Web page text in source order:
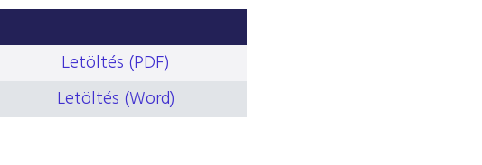
Letöltés (PDF)
Letöltés (Word)